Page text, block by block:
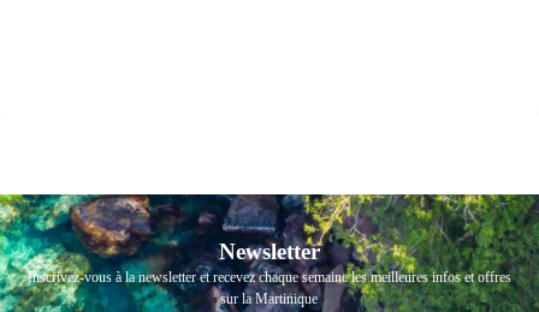
Newsletter
Inscrivez-vous à la newsletter et recevez chaque semaine les meilleures infos et offres
sur la Martinique